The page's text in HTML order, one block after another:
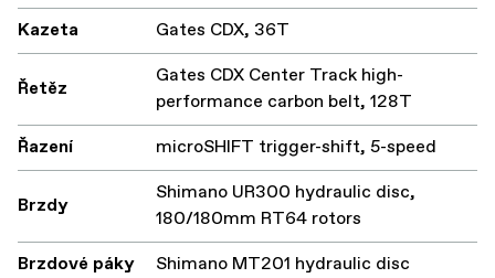
Kazeta
Gates CDX, 36T
Řetěz
Gates CDX Center Track high-
performance carbon belt, 128T
Řazení
microSHIFT trigger-shift, 5-speed
Brzdy
Shimano UR300 hydraulic disc,
180/180mm RT64 rotors
Brzdové páky
Shimano MT201 hydraulic disc